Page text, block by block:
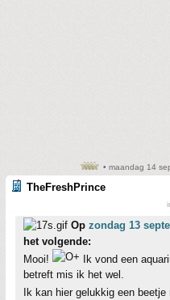
• maandag 14
TheFreshPrince
Op zondag 13
het volgende:
Mooi!
Ik vond een
betreft mis ik het wel.
Ik kan hier gelukkig een